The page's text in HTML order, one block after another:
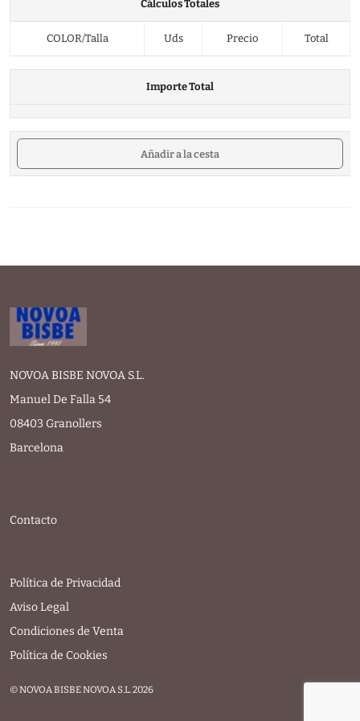
Cálculos Totales
COLOR/Talla Uds Precio Total
Importe Total
Añadir a la cesta
NOVOA BISBE NOVOA S.L.
Manuel De Falla 54
08403 Granollers
Barcelona
Contacto
Política de Privacidad
Aviso Legal
Condiciones de Venta
Política de Cookies
© NOVOA BISBE NOVOA S.L. 2026